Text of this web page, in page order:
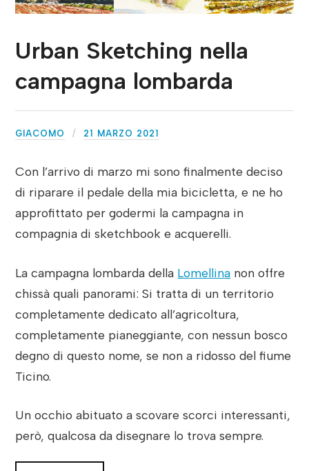
Urban Sketching nella
campagna lombarda
GIACOMO 21 MARZO 2021
Con l’arrivo di marzo mi sono finalmente deciso
di riparare il pedale della mia bicicletta, e ne ho
approfittato per godermi la campagna in
compagnia di sketchbook e acquerelli.
La campagna lombarda della Lomellina non offre
chissà quali panorami: Si tratta di un territorio
completamente dedicato all’agricoltura,
completamente pianeggiante, con nessun bosco
degno di questo nome, se non a ridosso del fiume
Ticino.
Un occhio abituato a scovare scorci interessanti,
però, qualcosa da disegnare lo trova sempre.